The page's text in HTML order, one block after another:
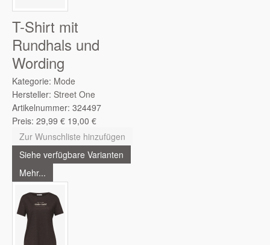
T-Shirt mit
Rundhals und
Wording
Kategorie: Mode
Hersteller: Street One
Artikelnummer: 324497
Preis: 29,99 € 19,00 €
Zur Wunschliste hinzufügen
Siehe verfügbare Varianten
Mehr...